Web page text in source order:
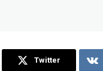
Twitter